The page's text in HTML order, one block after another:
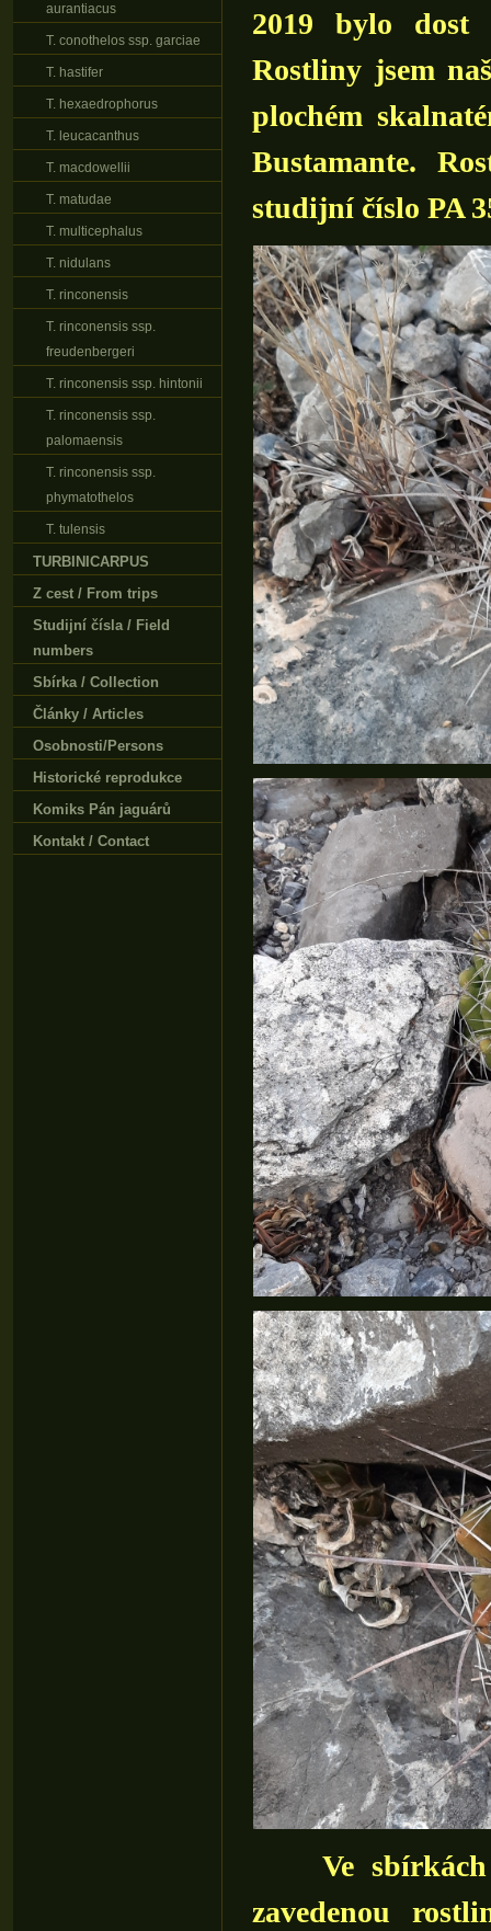
2019 bylo dost
Rostliny jsem
plochém
Bustamante.
studijní číslo PA
Ve
zavedenou
aurantiacus
T. conothelos ssp. garciae
T. hastifer
T. hexaedrophorus
T. leucacanthus
T. macdowellii
T. matudae
T. multicephalus
T. nidulans
T. rinconensis
T. rinconensis ssp.
freudenbergeri
T. rinconensis ssp. hintonii
T. rinconensis ssp.
palomaensis
T. rinconensis ssp.
phymatothelos
T. tulensis
TURBINICARPUS
Z cest / From trips
Studijní čísla / Field
numbers
Sbírka / Collection
Články / Articles
Osobnosti/Persons
Historické reprodukce
Komiks Pán jaguárů
Kontakt / Contact